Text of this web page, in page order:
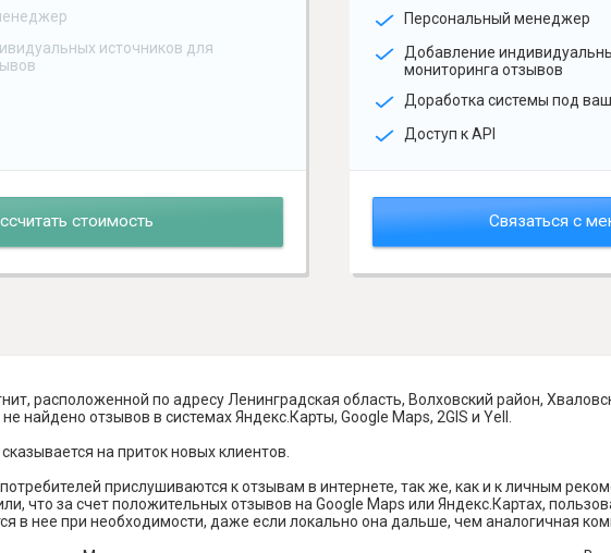
источников для
стоимость
Персональный менеджер
Добавление
мониторинга отзывов
Доработка системы под
Доступ к API
Связаться с
расположенной по адресу Ленинградская область, Волховский район,
найдено отзывов в системах Яндекс.Карты, Google Maps, 2GIS и Yell.
на приток новых клиентов.
прислушиваются к отзывам в интернете, так же, как и к личным
что за счет положительных отзывов на Google Maps или Яндекс.Картах,
в нее при необходимости, даже если локально она дальше, чем аналогичная